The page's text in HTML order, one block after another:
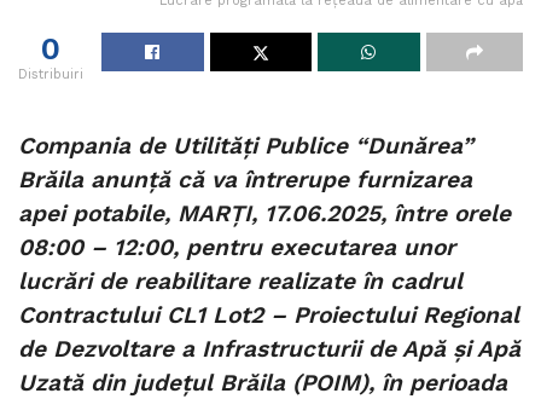
0
Distribuiri
Compania de Utilități Publice “Dunărea”
Brăila anunță că va întrerupe furnizarea
apei potabile, MARȚI, 17.06.2025, între orele
08:00 – 12:00, pentru executarea unor
lucrări de reabilitare realizate în cadrul
Contractului CL1 Lot2 – Proiectului Regional
de Dezvoltare a Infrastructurii de Apă și Apă
Uzată din județul Brăila (POIM), în perioada